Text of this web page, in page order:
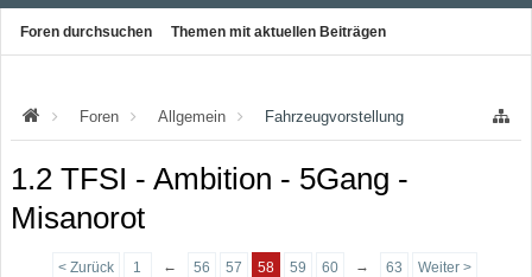
Foren durchsuchen Themen mit aktuellen Beiträgen
Foren Allgemein Fahrzeugvorstellung
1.2 TFSI - Ambition - 5Gang -
Misanorot
< Zurück 1 ← 56 57 58 59 60 → 63 Weiter >